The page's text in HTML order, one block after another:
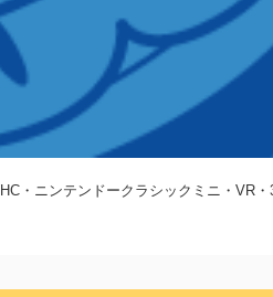
・ニンテンドークラシックミニ・VR